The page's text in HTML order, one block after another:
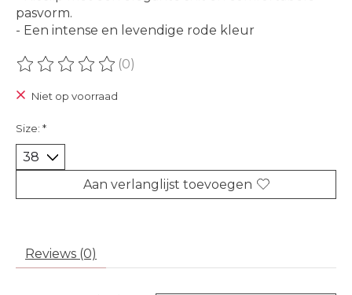
pasvorm.
- Een intense en levendige rode kleur
De beoordeling van dit product is
(0)
Niet op voorraad
Size: *
Aan verlanglijst toevoegen
Reviews (0)